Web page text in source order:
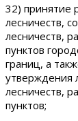
32) принятие
лесничеств,
лесничеств,
пунктов
границ, а
утверждения
лесничеств,
пунктов;